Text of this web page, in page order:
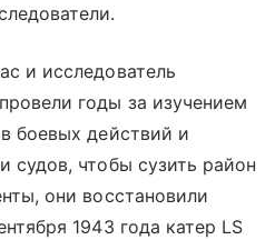
и исследователь
годы за изучением
боевых действий и
судов, чтобы сузить район
они восстановили
1943 года катер LS